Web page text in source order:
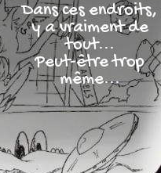
Dans ces endroits,
y a vraiment de
tout...
Peut-être trop
même...